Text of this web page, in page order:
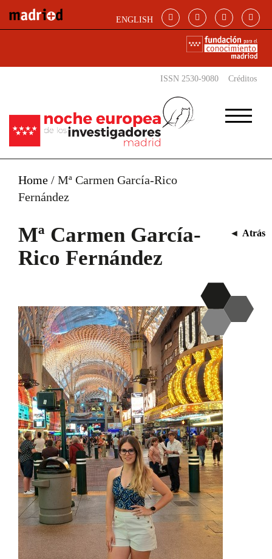
ENGLISH
ISSN 2530-9080 Créditos
Home / Mª Carmen García-Rico
Fernández
Mª Carmen García-
Rico Fernández
◄ Atrás